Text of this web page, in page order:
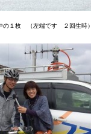
の１枚 （左端です ２回生時）